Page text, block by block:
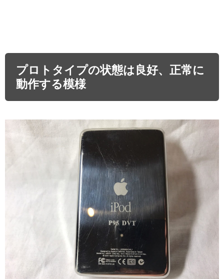
プロトタイプの状態は良好、正常に
動作する模様